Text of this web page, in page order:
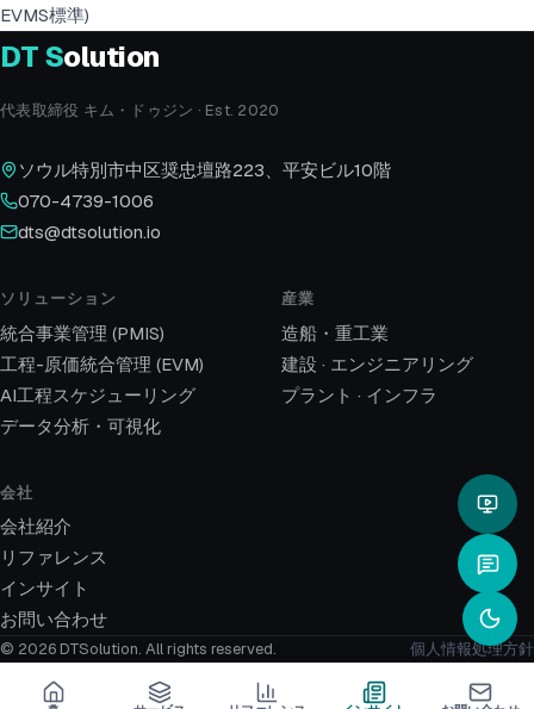
EVMS標準)
DTSolution
代表取締役 キム・ドゥジン · Est. 2020
ソウル特別市中区奨忠壇路223、平安ビル10階
070-4739-1006
dts@dtsolution.io
ソリューション
統合事業管理 (PMIS)
工程-原価統合管理 (EVM)
AI工程スケジューリング
データ分析・可視化
産業
造船・重工業
建設 · エンジニアリング
プラント · インフラ
会社
会社紹介
リファレンス
インサイト
お問い合わせ
© 2026 DTSolution. All rights reserved. 個人情報処理方針